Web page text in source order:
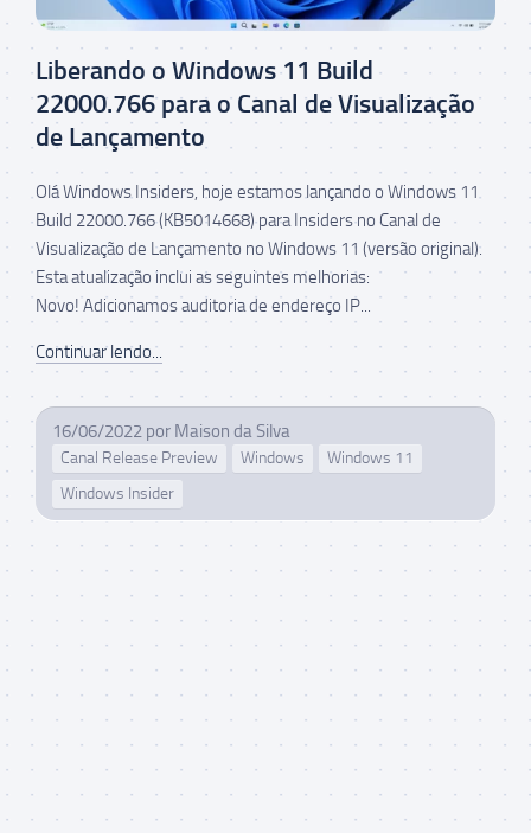
Liberando o Windows 11 Build
22000.766 para o Canal de Visualização
de Lançamento
Olá Windows Insiders, hoje estamos lançando o Windows 11
Build 22000.766 (KB5014668) para Insiders no Canal de
Visualização de Lançamento no Windows 11 (versão original).
Esta atualização inclui as seguintes melhorias:
Novo! Adicionamos auditoria de endereço IP...
Continuar lendo...
16/06/2022 por Maison da Silva
Canal Release Preview Windows
Windows 11
Windows Insider